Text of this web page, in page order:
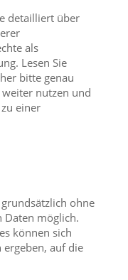
detailliert über
als
Lesen Sie
bitte genau
nutzen und
einer
ohne
Daten möglich.
können sich
ergeben, auf die